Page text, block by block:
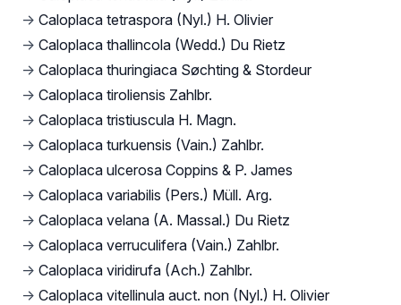
→ Caloplaca tetraspora (Nyl.) H. Olivier
→ Caloplaca thallincola (Wedd.) Du Rietz
→ Caloplaca thuringiaca Søchting & Stordeur
→ Caloplaca tiroliensis Zahlbr.
→ Caloplaca tristiuscula H. Magn.
→ Caloplaca turkuensis (Vain.) Zahlbr.
→ Caloplaca ulcerosa Coppins & P. James
→ Caloplaca variabilis (Pers.) Müll. Arg.
→ Caloplaca velana (A. Massal.) Du Rietz
→ Caloplaca verruculifera (Vain.) Zahlbr.
→ Caloplaca viridirufa (Ach.) Zahlbr.
→ Caloplaca vitellinula auct. non (Nyl.) H. Olivier